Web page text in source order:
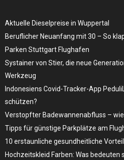
Aktuelle Dieselpreise in Wuppertal
Beruflicher Neuanfang mit 30 – So
Parken Stuttgart Flughafen
Systainer von Stier, die neue
Werkzeug
Indonesiens Covid-Tracker-App
schützen?
Verstopfter Badewannenabfluss –
Tipps für günstige Parkplätze am
10 erstaunliche gesundheitliche
Hochzeitskleid Farben: Was bedeuten